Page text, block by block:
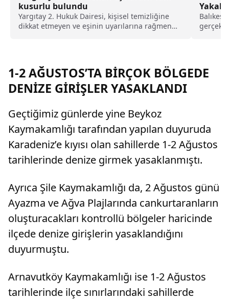
kusurlu bulundu
Yargıtay 2. Hukuk Dairesi, kişisel temizliğine
dikkat etmeyen ve eşinin uyarılarına rağmen
lira tazminat ödemesine karar verildi.
1-2 AĞUSTOS’TA BİRÇOK BÖLGEDE
DENİZE GİRİŞLER YASAKLANDI
Geçtiğimiz günlerde yine Beykoz
Kaymakamlığı tarafından yapılan duyuruda
Karadeniz’e kıyısı olan sahillerde 1-2 Ağustos
tarihlerinde denize girmek yasaklanmıştı.
Ayrıca Şile Kaymakamlığı da, 2 Ağustos günü
Ayazma ve Ağva Plajlarında cankurtaranların
oluşturacakları kontrollü bölgeler haricinde
ilçede denize girişlerin yasaklandığını
duyurmuştu.
Arnavutköy Kaymakamlığı ise 1-2 Ağustos
tarihlerinde ilçe sınırlarındaki sahillerde